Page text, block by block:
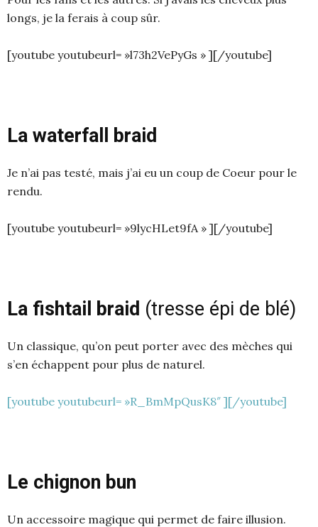
longs, je la ferais à coup sûr.
[youtube youtubeurl= »l73h2VePyGs » ][/youtube]
La waterfall braid
Je n’ai pas testé, mais j’ai eu un coup de Coeur pour le
rendu.
[youtube youtubeurl= »9lycHLet9fA » ][/youtube]
La fishtail braid (tresse épi de blé)
Un classique, qu’on peut porter avec des mèches qui
s’en échappent pour plus de naturel.
[youtube youtubeurl= »R_BmMpQusK8″ ][/youtube]
Le chignon bun
Un accessoire magique qui permet de faire illusion.